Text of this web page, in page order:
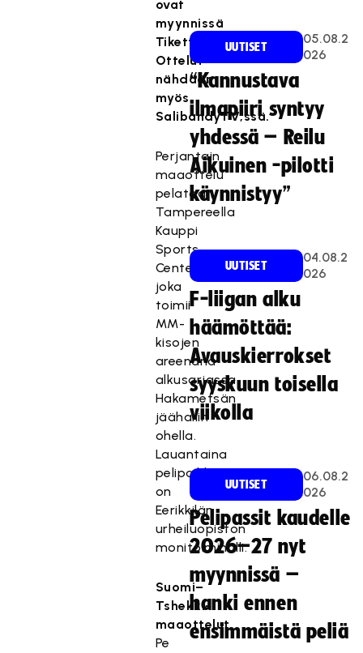
ovat
myynnissä
Tiketti.fi:ssä.
Ottelut
nähdään
myös
SalibandyTV;ssä.
Perjantain
maaottelu
pelataan
Tampereella
Kauppi
Sports
Centerissä,
joka
toimii
MM-
kisojen
areenana
alkusarjassa
Hakametsän
jäähallin
ohella.
Lauantaina
pelipaikkana
on
Eerikkilän
urheiluopiston
monitoimihalli.
Suomi–
Tshekki-
maaottelut
Pe
UUTISET
05.08.2
026
“Kannustava
ilmapiiri syntyy
yhdessä – Reilu
Aikuinen -pilotti
käynnistyy”
UUTISET
04.08.2
026
F-liigan alku
häämöttää:
Avauskierrokset
syyskuun toisella
viikolla
UUTISET
06.08.2
026
Pelipassit kaudelle
2026–27 nyt
myynnissä –
hanki ennen
ensimmäistä peliä